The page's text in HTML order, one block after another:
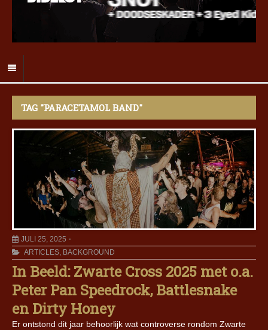
TAG "PARACETAMOL BAND"
JULI 25, 2025
ARTICLES, BACKGROUND
In Beeld: Zwarte Cross 2025 met o.a.
Peter Pan Speedrock, Battlesnake
en Dirty Honey
Er ontstond dit jaar behoorlijk wat controverse rondom Zwarte